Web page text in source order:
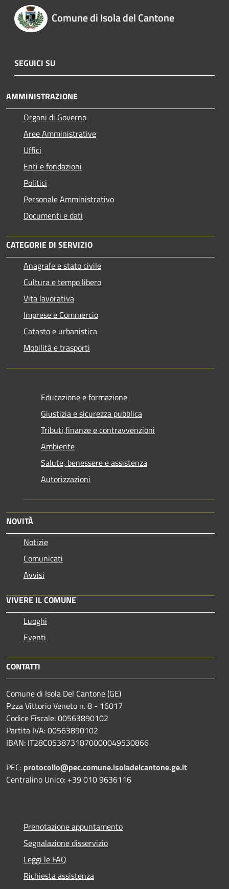
Comune di Isola del Cantone
SEGUICI SU
AMMINISTRAZIONE
Organi di Governo
Aree Amministrative
Uffici
Enti e fondazioni
Politici
Personale Amministrativo
Documenti e dati
CATEGORIE DI SERVIZIO
Anagrafe e stato civile
Cultura e tempo libero
Vita lavorativa
Imprese e Commercio
Catasto e urbanistica
Mobilità e trasporti
Educazione e formazione
Giustizia e sicurezza pubblica
Tributi,finanze e contravvenzioni
Ambiente
Salute, benessere e assistenza
Autorizzazioni
NOVITÀ
Notizie
Comunicati
Avvisi
VIVERE IL COMUNE
Luoghi
Eventi
CONTATTI
Comune di Isola Del Cantone (GE)
P.zza Vittorio Veneto n. 8 - 16017
Codice Fiscale: 00563890102
Partita IVA: 00563890102
IBAN: IT28C0538731870000049530866
PEC: protocollo@pec.comune.isoladelcantone.ge.it
Centralino Unico: +39 010 9636116
Prenotazione appuntamento
Segnalazione disservizio
Leggi le FAQ
Richiesta assistenza